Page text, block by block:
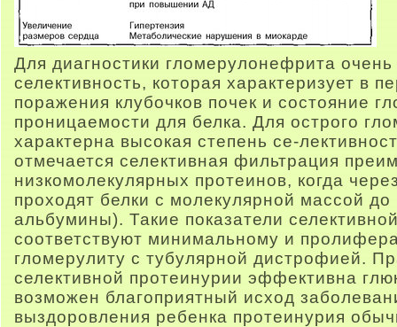
Для диагностики гломерулонефрита
селективность, которая характеризует в
поражения клубочков почек и состояние
проницаемости для белка. Для острого
характерна высокая степень се-
отмечается селективная фильтрация
низкомолекулярных протеинов, когда
проходят белки с молекулярной массой
альбумины). Такие показатели
соответствуют минимальному и
гломерулиту с тубулярной дистрофией.
селективной протеинурии эффективна
возможен благоприятный исход
выздоровления ребенка протеинурия